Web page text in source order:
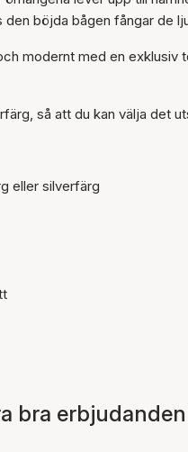
den böjda bågen fångar
modernt med en
så att du kan välja det
eller silverfärg
bra